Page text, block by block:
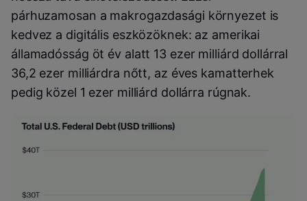
párhuzamosan a makrogazdasági környezet is
kedvez a digitális eszközöknek: az amerikai
államadósság öt év alatt 13 ezer milliárd dollárral
36,2 ezer milliárdra nőtt, az éves kamatterhek
pedig közel 1 ezer milliárd dollárra rúgnak.